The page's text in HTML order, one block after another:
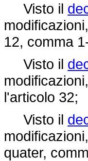
Visto il
12, comma
Visto il
l'articolo 32;
Visto il
quater,